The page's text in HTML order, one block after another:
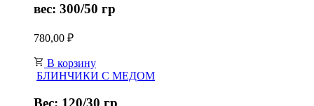
вес: 300/50 гр
780,00 ₽
В корзину
БЛИНЧИКИ С МЕДОМ
Вес: 120/30 гр